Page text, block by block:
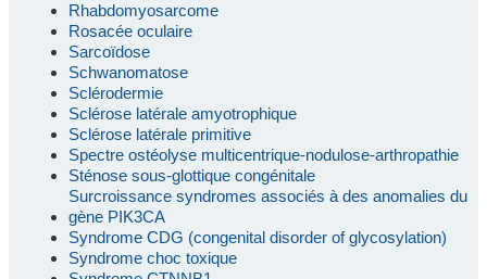
Rhabdomyosarcome
Rosacée oculaire
Sarcoïdose
Schwanomatose
Sclérodermie
Sclérose latérale amyotrophique
Sclérose latérale primitive
Spectre ostéolyse multicentrique-nodulose-arthropathie
Sténose sous-glottique congénitale
Surcroissance syndromes associés à des anomalies du
gène PIK3CA
Syndrome CDG (congenital disorder of glycosylation)
Syndrome choc toxique